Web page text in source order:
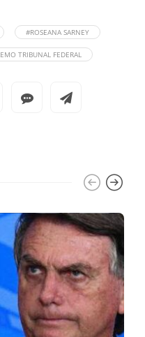
#ROSEANA SARNEY
TRIBUNAL FEDERAL